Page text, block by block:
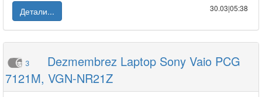
Детали...
30.03|05:38
3
Dezmembrez Laptop Sony Vaio PCG
7121M, VGN-NR21Z